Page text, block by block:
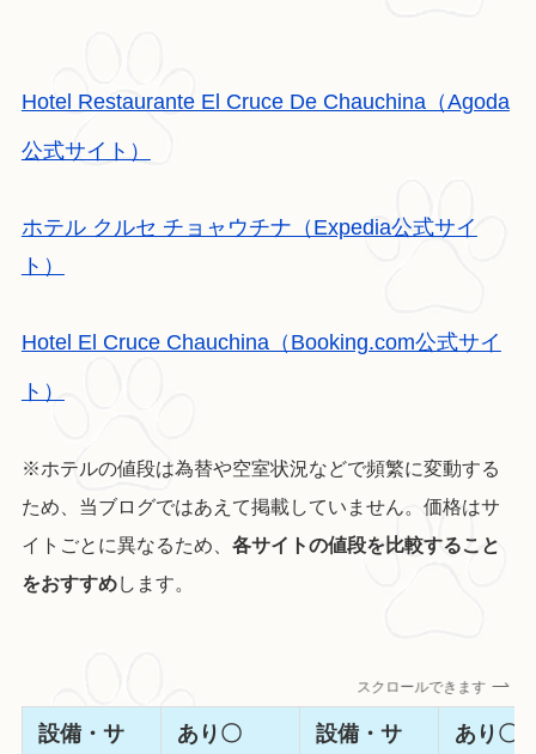
Hotel Restaurante El Cruce De Chauchina（Agoda
公式サイト）
ホテル クルセ チョャウチナ（Expedia公式サイ
ト）
Hotel El Cruce Chauchina（Booking.com公式サイ
ト）
※ホテルの値段は為替や空室状況などで頻繁に変動する
ため、当ブログではあえて掲載していません。価格はサ
イトごとに異なるため、 各サイトの値段を比較すること
をおすすめします。
スクロールできます
設備・サ
あり〇
設備・サ
あり